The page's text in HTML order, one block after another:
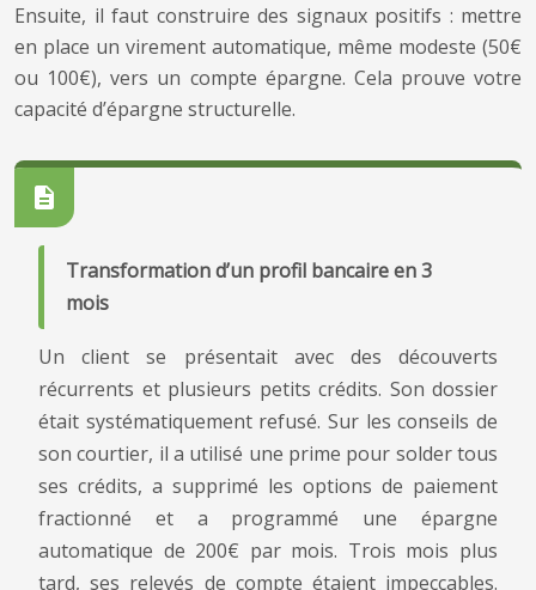
Ensuite, il faut construire des signaux positifs : mettre
en place un virement automatique, même modeste (50€
ou 100€), vers un compte épargne. Cela prouve votre
capacité d’épargne structurelle.
Transformation d’un profil bancaire en 3
mois
Un client se présentait avec des découverts
récurrents et plusieurs petits crédits. Son dossier
était systématiquement refusé. Sur les conseils de
son courtier, il a utilisé une prime pour solder tous
ses crédits, a supprimé les options de paiement
fractionné et a programmé une épargne
automatique de 200€ par mois. Trois mois plus
tard, ses relevés de compte étaient impeccables.